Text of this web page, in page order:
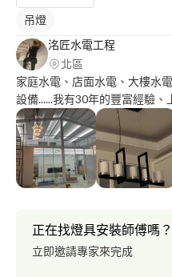
吊燈
洺匠水電工程
北區
家庭水電、店面水電、大樓水
設備......我有30年的豐富經驗
實在！ 服務迅速確實有口皆碑
正在找燈具安裝師傅嗎？
立即邀請專家來完成